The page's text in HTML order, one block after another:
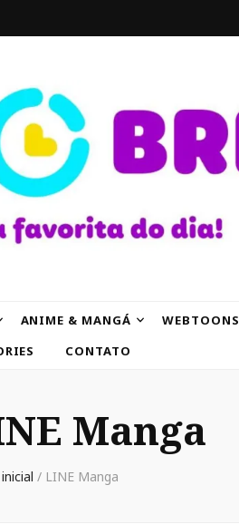
ANIME & MANGÁ WEBTOONS
CONTATO
Manga
/ LINE Manga